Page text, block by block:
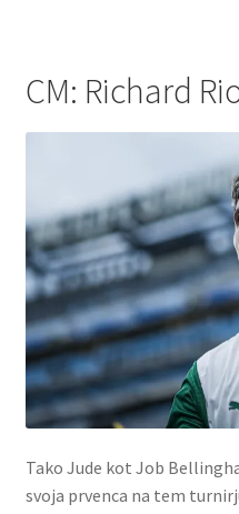
CM: Richard
Tako Jude kot Job
svoja prvenca na tem